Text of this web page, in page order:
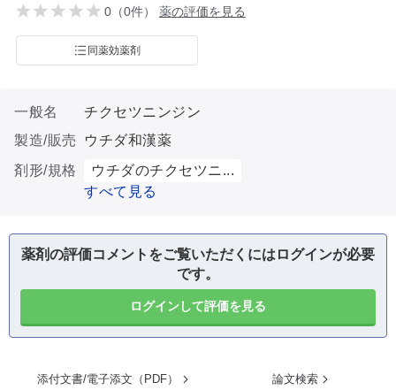
0（0件） 薬の評価を見る
同薬効薬剤
一般名
チクセツニンジン
製造/販売
ウチダ和漢薬
剤形/規格
ウチダのチクセツニ...
すべて見る
薬剤の評価コメントをご覧いただくにはログインが必要
です。
ログインして評価を見る
添付文書/電子添文（PDF） 論文検索